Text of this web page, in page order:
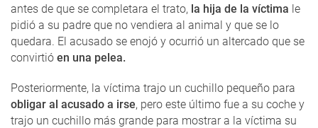
antes de que se completara el trato, la hija de la víctima le
pidió a su padre que no vendiera al animal y que se lo
quedara. El acusado se enojó y ocurrió un altercado que se
convirtió en una pelea.
Posteriormente, la víctima trajo un cuchillo pequeño para
obligar al acusado a irse, pero este último fue a su coche y
trajo un cuchillo más grande para mostrar a la víctima su